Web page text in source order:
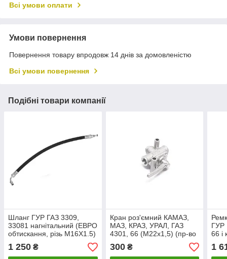
Всі умови оплати
Умови повернення
Повернення товару впродовж 14 днів за домовленістю
Всі умови повернення
Подібні товари компанії
Шланг ГУР ГАЗ 3309,
33081 нагнітальний (ЕВРО
обтискання, різь М16Х1.5)
гайка м17 (пр.о ГАЗ)
1 250 ₴
Кран роз'ємний КАМАЗ,
МАЗ, КРАЗ, УРАЛ, ГАЗ
4301, 66 (М22х1,5) (пр-во
DEHENG)
300₴
ГУР
66 і
(18
1